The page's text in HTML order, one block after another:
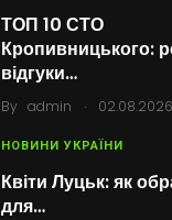
ТОП 10 СТО
Кропивницького:
відгуки…
By admin . 02.08.2026
НОВИНИ УКРАЇНИ
Квіти Луцьк: як
для…